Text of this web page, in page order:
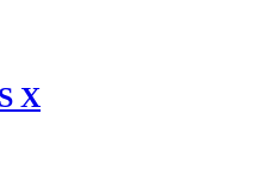
X